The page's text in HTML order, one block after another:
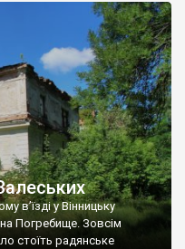
більшості навколишніх
церква. Точної дати […]
в’їзді у Вінницьку
Погребище. Зовсім
стоїть радянське